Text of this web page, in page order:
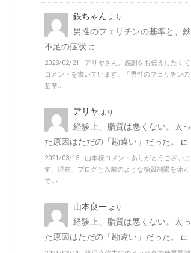
鉄ちゃん より
男性のフェリチンの基準と、鉄
不足の症状 に
2023/02/21 - アリヤさん、感謝をお伝えしたくて
コメントを書いています。「男性のフェリチンの
基準...
アリヤ より
経験上、脂質は悪くない。太っ
た原因はただの「勘違い」だった。
に
2021/03/13 - 山本様コメントありがとうございま
す。現在、ブログと以前のような糖質制限を休ん
でい...
山本良一 より
経験上、脂質は悪くない。太っ
た原因はただの「勘違い」だった。
に